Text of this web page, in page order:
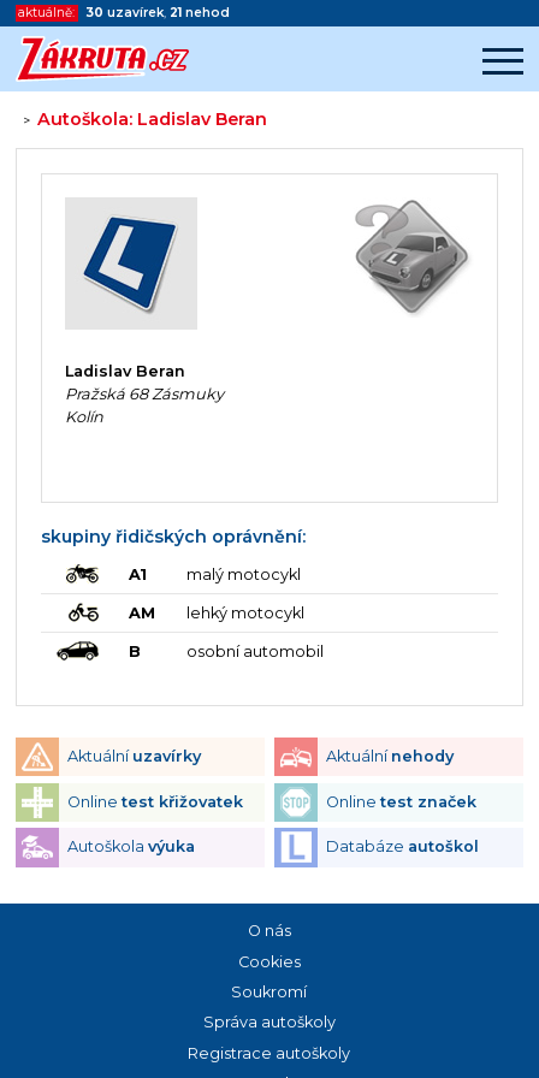
aktuálně: 30 uzavírek, 21 nehod
>Autoškola: Ladislav Beran
Začátek reklamy
Konec reklamy
Ladislav Beran
Pražská 68 Zásmuky
Kolín
skupiny řidičských oprávnění:
A1 malý motocykl
AM lehký motocykl
B osobní automobil
Aktuální uzavírky Aktuální nehody
Onlinetest křižovatek Onlinetest značek
Autoškola výuka Databáze autoškol
O nás
Cookies
Soukromí
Správa autoškoly
Registrace autoškoly